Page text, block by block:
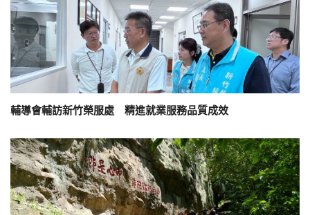
輔導會輔訪新竹榮服處 精進就業服務品質成效